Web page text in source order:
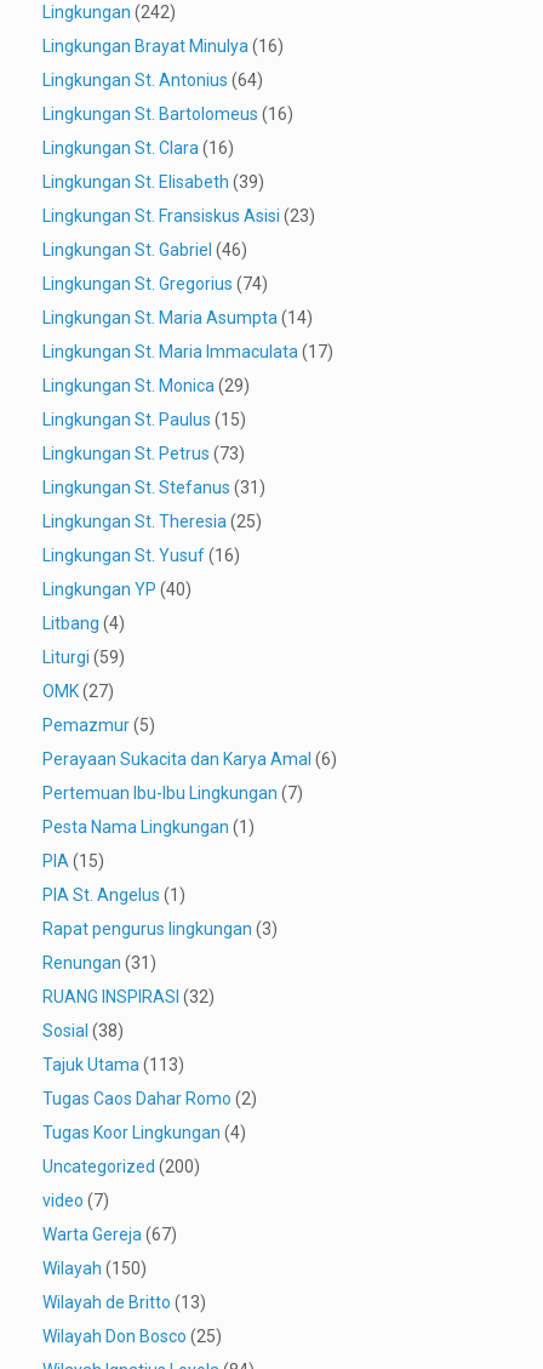
Lingkungan (242)
Lingkungan Brayat Minulya (16)
Lingkungan St. Antonius (64)
Lingkungan St. Bartolomeus (16)
Lingkungan St. Clara (16)
Lingkungan St. Elisabeth (39)
Lingkungan St. Fransiskus Asisi (23)
Lingkungan St. Gabriel (46)
Lingkungan St. Gregorius (74)
Lingkungan St. Maria Asumpta (14)
Lingkungan St. Maria Immaculata (17)
Lingkungan St. Monica (29)
Lingkungan St. Paulus (15)
Lingkungan St. Petrus (73)
Lingkungan St. Stefanus (31)
Lingkungan St. Theresia (25)
Lingkungan St. Yusuf(16)
Lingkungan YP (40)
Litbang (4)
Liturgi (59)
OMK(27)
Pemazmur(5)
Perayaan Sukacita dan Karya Amal (6)
Pertemuan Ibu-Ibu Lingkungan (7)
Pesta Nama Lingkungan (1)
PIA (15)
PIA St. Angelus (1)
Rapat pengurus lingkungan (3)
Renungan (31)
RUANG INSPIRASI (32)
Sosial (38)
Tajuk Utama (113)
Tugas Caos Dahar Romo (2)
Tugas Koor Lingkungan (4)
Uncategorized (200)
video (7)
Warta Gereja (67)
Wilayah (150)
Wilayah de Britto (13)
Wilayah Don Bosco (25)